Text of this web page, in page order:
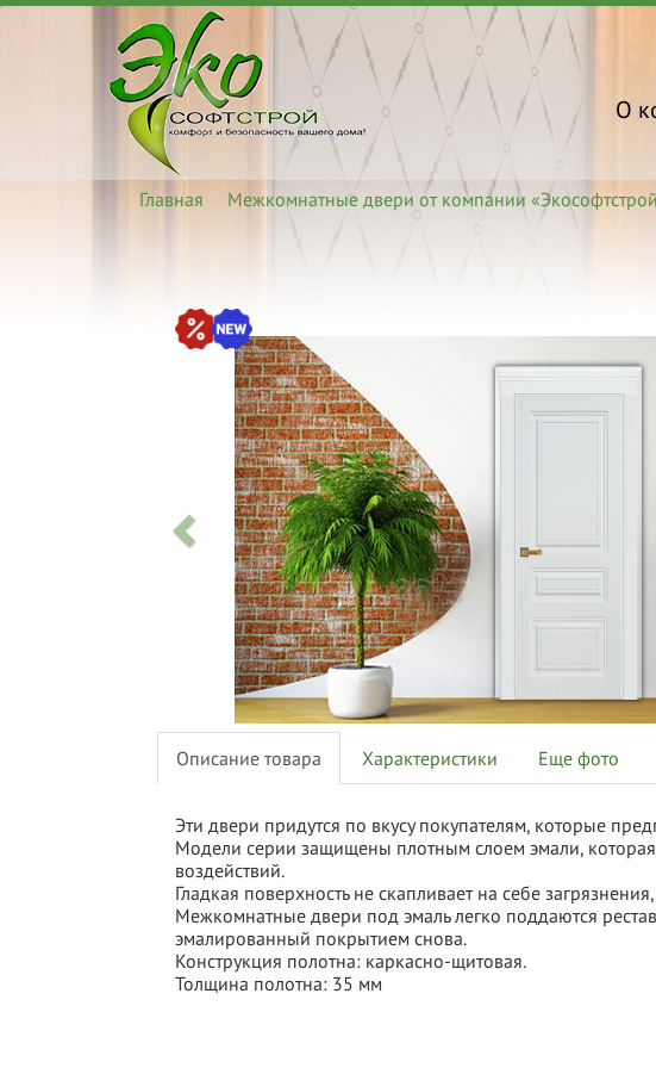
О
Главная Межкомнатные двери от компании
Описание товара Характеристики Еще фото
Эти двери придутся по вкусу покупателям, которые
Модели серии защищены плотным слоем эмали,
воздействий.
Гладкая поверхность не скапливает на себе
Межкомнатные двери под эмаль легко поддаются
эмалированный покрытием снова.
Конструкция полотна: каркасно-щитовая.
Толщина полотна: 35 мм